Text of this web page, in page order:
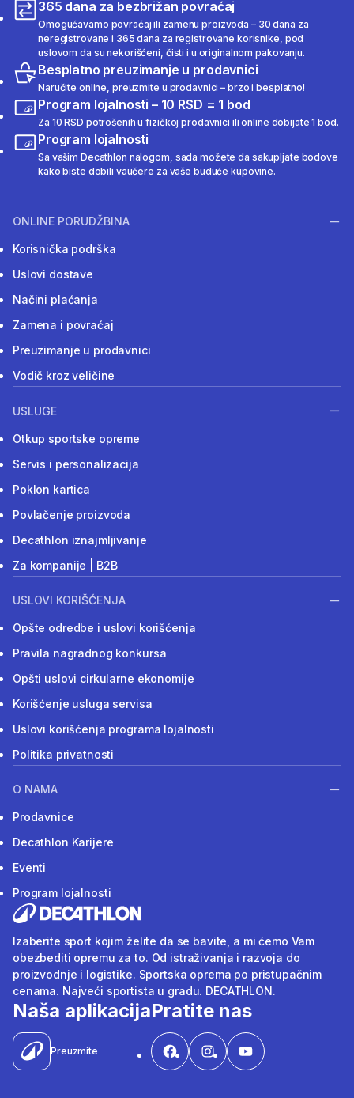
365 dana za bezbrižan povraćaj
Omogućavamo povraćaj ili zamenu proizvoda – 30 dana za
neregistrovane i 365 dana za registrovane korisnike, pod
uslovom da su nekorišćeni, čisti i u originalnom pakovanju.
Besplatno preuzimanje u prodavnici
Naručite online, preuzmite u prodavnici – brzo i besplatno!
Program lojalnosti – 10 RSD = 1 bod
Za 10 RSD potrošenih u fizičkoj prodavnici ili online dobijate 1 bod.
Program lojalnosti
Sa vašim Decathlon nalogom, sada možete da sakupljate bodove
kako biste dobili vaučere za vaše buduće kupovine.
ONLINE PORUDŽBINA
Korisnička podrška
Uslovi dostave
Načini plaćanja
Zamena i povraćaj
Preuzimanje u prodavnici
Vodič kroz veličine
USLUGE
Otkup sportske opreme
Servis i personalizacija
Poklon kartica
Povlačenje proizvoda
Decathlon iznajmljivanje
Za kompanije | B2B
USLOVI KORIŠĆENJA
Opšte odredbe i uslovi korišćenja
Pravila nagradnog konkursa
Opšti uslovi cirkularne ekonomije
Korišćenje usluga servisa
Uslovi korišćenja programa lojalnosti
Politika privatnosti
O NAMA
Prodavnice
Decathlon Karijere
Eventi
Program lojalnosti
Izaberite sport kojim želite da se bavite, a mi ćemo Vam
obezbediti opremu za to. Od istraživanja i razvoja do
proizvodnje i logistike. Sportska oprema po pristupačnim
cenama. Najveći sportista u gradu. DECATHLON.
Naša aplikacija
Preuzmite
Pratite nas